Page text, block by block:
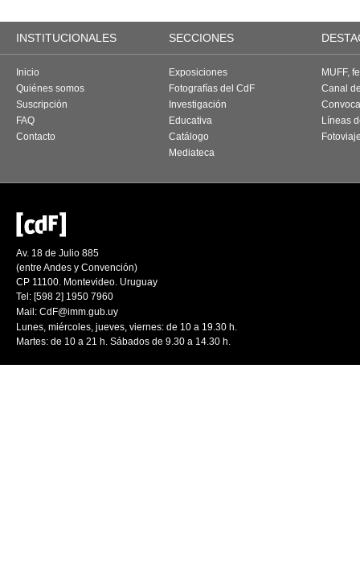
INSTITUCIONALES SECCIONES
Inicio
Quiénes somos
Suscripción
FAQ
Contacto
Exposiciones
Fotografías del CdF
Investigación
Educativa
Catálogo
Mediateca
MUFF,
Canal
Líneas
Av. 18 de Julio 885
(entre Andes y Convención)
CP 11100. Montevideo. Uruguay
Tel: [598 2] 1950 7960
Mail: CdF@imm.gub.uy
Lunes, miércoles, jueves, viernes: de 10 a 19.30 h.
Martes: de 10 a 21 h. Sábados de 9.30 a 14.30 h.